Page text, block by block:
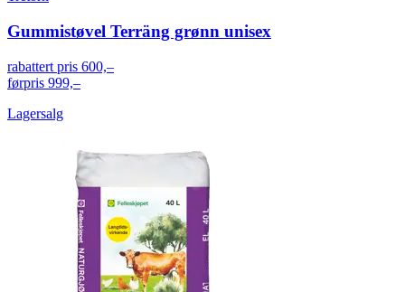
Gummistøvel Terräng grønn unisex
rabattert pris 600,–
førpris 999,–
Lagersalg